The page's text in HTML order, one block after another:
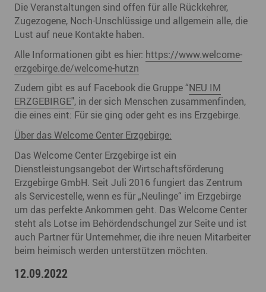
Die Veranstaltungen sind offen für alle Rückkehrer,
Zugezogene, Noch-Unschlüssige und allgemein alle, die
Lust auf neue Kontakte haben.
Alle Informationen gibt es hier: https://www.welcome-
erzgebirge.de/welcome-hutzn
Zudem gibt es auf Facebook die Gruppe “NEU IM
ERZGEBIRGE", in der sich Menschen zusammenfinden,
die eines eint: Für sie ging oder geht es ins Erzgebirge.
Über das Welcome Center Erzgebirge:
Das Welcome Center Erzgebirge ist ein
Dienstleistungsangebot der Wirtschaftsförderung
Erzgebirge GmbH. Seit Juli 2016 fungiert das Zentrum
als Servicestelle, wenn es für „Neulinge“ im Erzgebirge
um das perfekte Ankommen geht. Das Welcome Center
steht als Lotse im Behördendschungel zur Seite und ist
auch Partner für Unternehmer, die ihre neuen Mitarbeiter
beim heimisch werden unterstützen möchten.
12.09.2022